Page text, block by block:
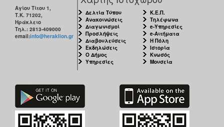
Αγίου Τίτου 1,
Τ.Κ. 71202,
Ηράκλειο
Τηλ.: 2813-409000
email:info@heraklion.gr
Δελτία Τύπου
Ανακοινώσεις
Διαγωνισμοί
Προσλήψεις
Διαβουλεύσεις
Εκδηλώσεις
Ο Δήμος
Υπηρεσίες
Κ.Ε.Π.
Τηλέφωνα
e-Υπηρεσίες
e-Αιτήματα
Η Πόλη
Ιστορία
Κνωσός
Μουσεία